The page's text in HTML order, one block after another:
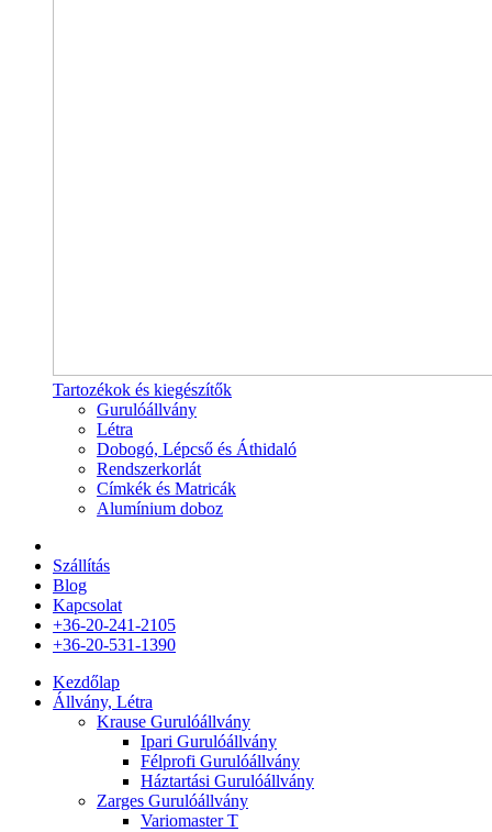
Tartozékok és kiegészítők
Gurulóállvány
Létra
Dobogó, Lépcső és Áthidaló
Rendszerkorlát
Címkék és Matricák
Alumínium doboz
Szállítás
Blog
Kapcsolat
+36-20-241-2105
+36-20-531-1390
Kezdőlap
Állvány, Létra
Krause Gurulóállvány
Ipari Gurulóállvány
Félprofi Gurulóállvány
Háztartási Gurulóállvány
Zarges Gurulóállvány
Variomaster T